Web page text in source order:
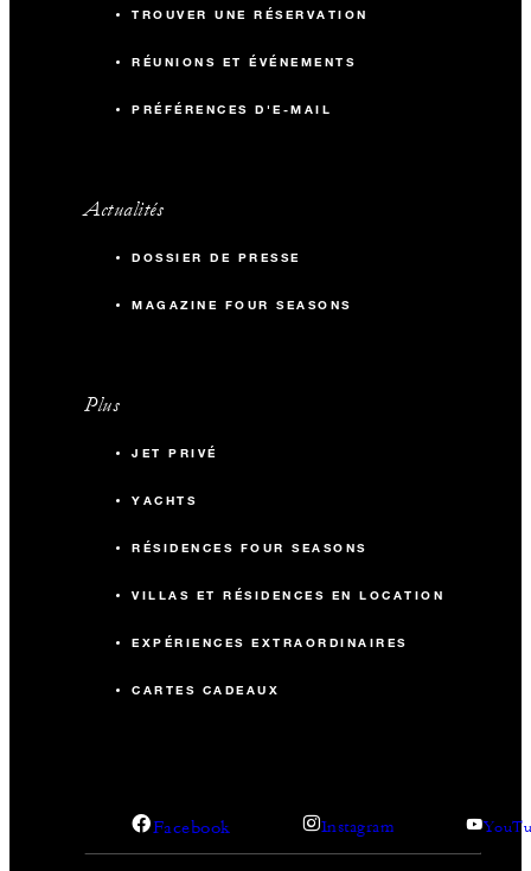
TROUVER UNE RÉSERVATION
RÉUNIONS ET ÉVÉNEMENTS
PRÉFÉRENCES D'E-MAIL
Actualités
DOSSIER DE PRESSE
MAGAZINE FOUR SEASONS
Plus
JET PRIVÉ
YACHTS
RÉSIDENCES FOUR SEASONS
VILLAS ET RÉSIDENCES EN LOCATION
EXPÉRIENCES EXTRAORDINAIRES
CARTES CADEAUX
Facebook Instagram